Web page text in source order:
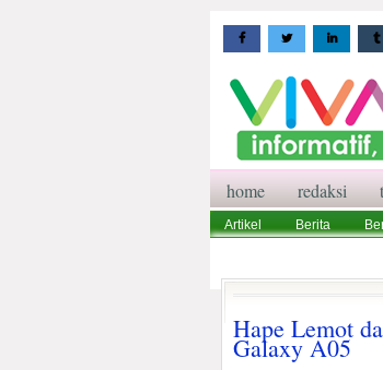
home redaksi
Artikel Berita
Hape Lemot
Galaxy A05